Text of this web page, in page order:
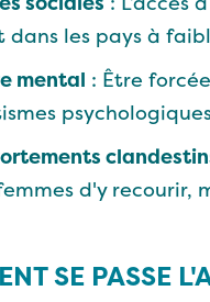
les pays à
mental : Être
d'y recourir,
SE PASSE